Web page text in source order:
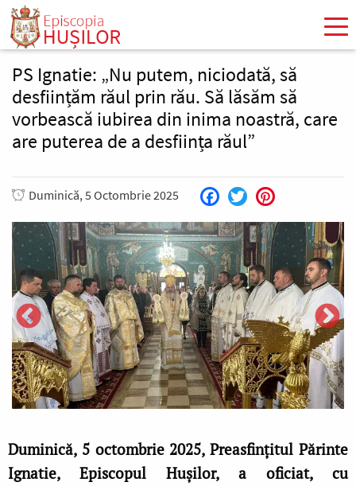
Mergi
conţinutul
principal
PS Ignatie: „Nu putem, niciodată, să
desființăm răul prin rău. Să lăsăm să
vorbească iubirea din inima noastră, care
are puterea de a desființa răul”
Duminică, 5 Octombrie 2025 Facebook
Twitter
Duminică, 5 octombrie 2025, Preasfințitul Părinte
Ignatie, Episcopul Hușilor, a oficiat, cu